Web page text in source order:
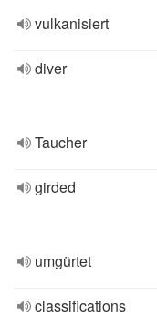
vulkanisiert
diver
Taucher
girded
umgürtet
classifications